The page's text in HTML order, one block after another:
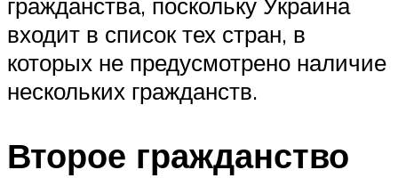
входит в список тех стран, в
которых не предусмотрено наличие
нескольких гражданств.
Второе гражданство